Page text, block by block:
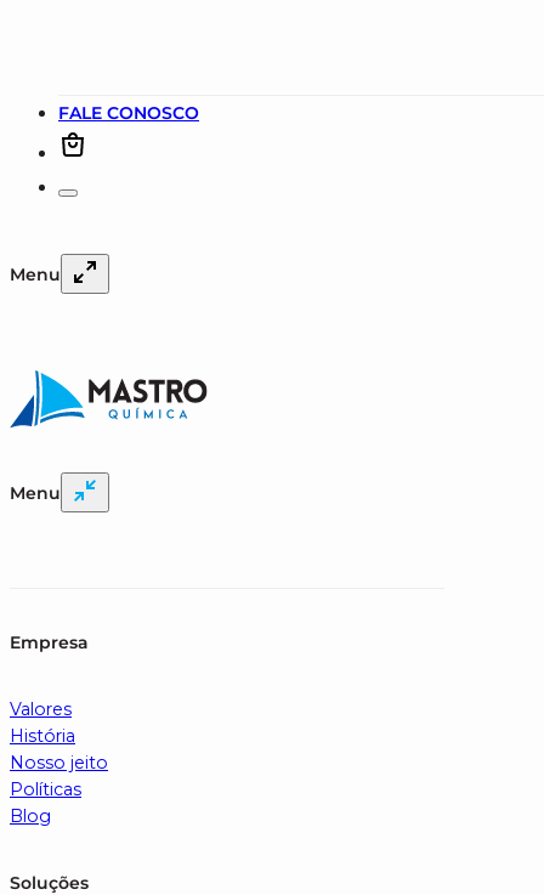
FALE CONOSCO
Menu
Menu
Empresa
Valores
História
Nosso jeito
Políticas
Blog
Soluções